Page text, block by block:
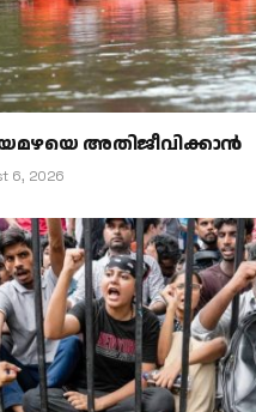
അതിജീവിക്കാന്‍
6, 2026